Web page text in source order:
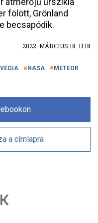
fölött, Grönland
becsapódik.
2022. MÁRCIUS 18. 11:18
NASA
METEOR
a címlapra